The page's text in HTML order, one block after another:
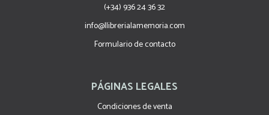
(+34) 936 24 36 32
info@llibrerialamemoria.com
Formulario de contacto
PÁGINAS LEGALES
Condiciones de venta